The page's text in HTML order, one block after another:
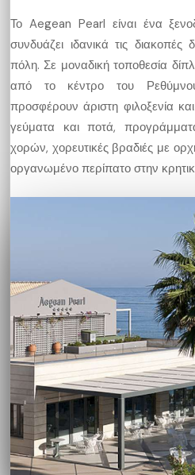
Το Aegean Pearl είναι ένα
συνδυάζει ιδανικά τις
πόλη. Σε μοναδική τοποθεσία
από το κέντρο του
προσφέρουν άριστη φιλοξενία
γεύματα και ποτά,
χορών, χορευτικές βραδιές με
οργανωμένο περίπατο στην